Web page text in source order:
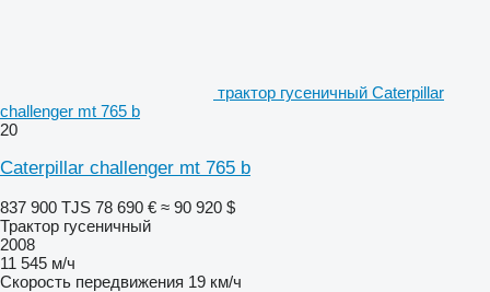
трактор гусеничный Caterpillar
challenger mt 765 b
20
Caterpillar challenger mt 765 b
837 900 TJS 78 690 € ≈ 90 920 $
Трактор гусеничный
2008
11 545 м/ч
Скорость передвижения 19 км/ч